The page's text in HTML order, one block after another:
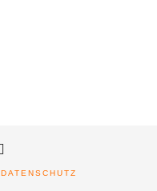
DATENSCHUTZ